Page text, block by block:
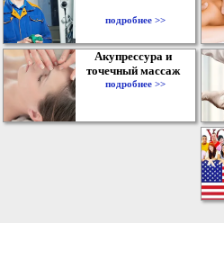
подробнее >>
Акупрессура и
точечный массаж
подробнее >>